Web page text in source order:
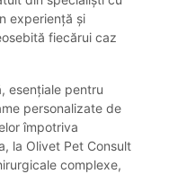
experiență și
fiecărui caz
esențiale pentru
personalizate de
împotriva
la Olivet Pet Consult
complexe,